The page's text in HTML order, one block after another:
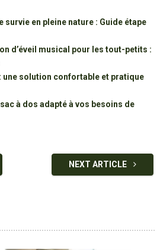
survie en pleine nature : Guide étape
d’éveil musical pour les tout-petits :
une solution confortable et pratique
à dos adapté à vos besoins de
NEXT ARTICLE